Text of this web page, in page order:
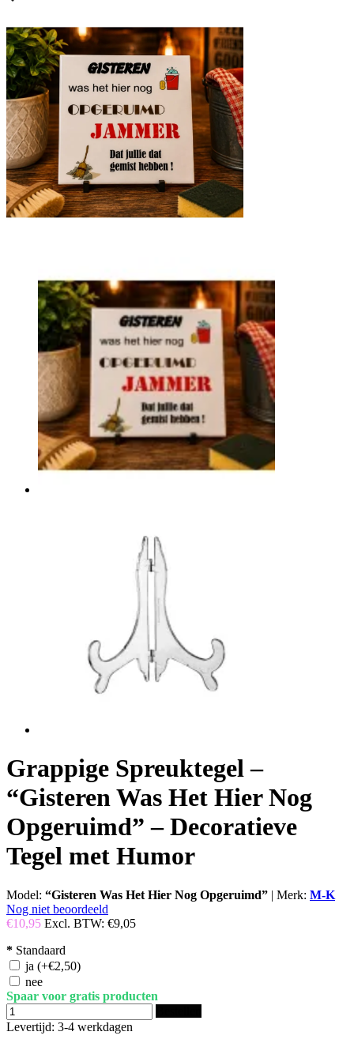
Grappige Spreuktegel –
“Gisteren Was Het Hier Nog
Opgeruimd” – Decoratieve
Tegel met Humor
Model: “Gisteren Was Het Hier Nog Opgeruimd” | Merk: M-K
Nog niet beoordeeld
€10,95 Excl. BTW: €9,05
* Standaard
ja (+€2,50)
nee
Spaar voor gratis producten
Levertijd: 3-4 werkdagen